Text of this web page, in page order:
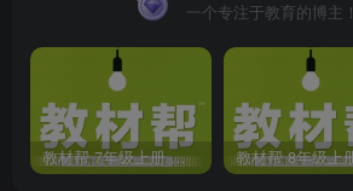
一个专注于教育的博主！
教材帮 7年级上册 语文人教版(2023秋)